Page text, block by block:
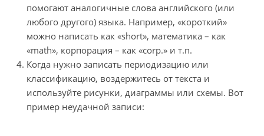
помогают аналогичные слова английского (или
любого другого) языка. Например, «короткий»
можно написать как «short», математика – как
«math», корпорация – как «corp.» и т.п.
Когда нужно записать периодизацию или
классификацию, воздержитесь от текста и
используйте рисунки, диаграммы или схемы. Вот
пример неудачной записи: